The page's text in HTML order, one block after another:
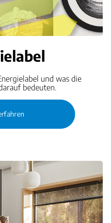
und was die
bedeuten.